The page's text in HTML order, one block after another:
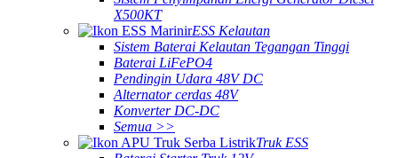
X500KT
ESS Kelautan
Sistem Baterai Kelautan Tegangan Tinggi
Baterai LiFePO4
Pendingin Udara 48V DC
Alternator cerdas 48V
Konverter DC-DC
Semua >>
Truk ESS